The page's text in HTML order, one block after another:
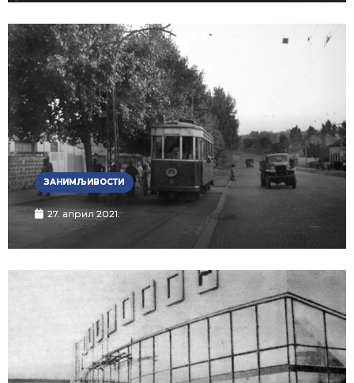
ЗАНИМЉИВОСТИ
27. април 2021.